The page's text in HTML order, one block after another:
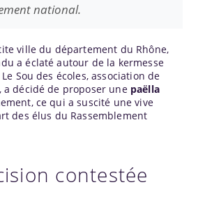
national.
ville du département du Rhône,
a éclaté autour de la kermesse
Sou des écoles, association de
a décidé de proposer une paëlla
ce qui a suscité une vive
des élus du Rassemblement
contestée